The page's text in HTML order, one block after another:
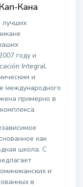
Кана
лучших
году и
Integral,
и
международного
примерно в
как
школа. С
и
в